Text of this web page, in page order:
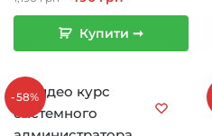
ціна:
1,190 грн.
ціна:
490 грн.
Купити ➞
-58%